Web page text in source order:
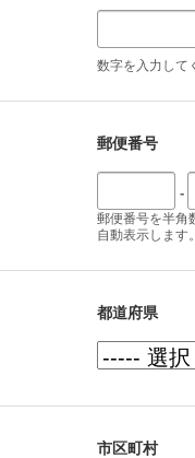
数字を入力して
郵便番号
-
郵便番号を半角
自動表示します。
都道府県
市区町村